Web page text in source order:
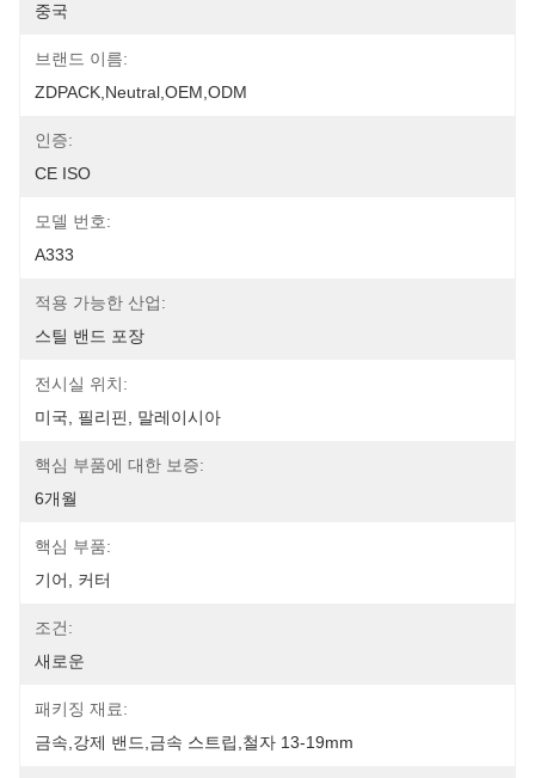
중국
브랜드 이름:
ZDPACK,neutral,OEM,ODM
인증:
CE ISO
모델 번호:
A333
적용 가능한 산업:
스틸 밴드 포장
전시실 위치:
미국, 필리핀, 말레이시아
핵심 부품에 대한 보증:
6개월
핵심 부품:
기어, 커터
조건:
새로운
패키징 재료:
금속,강제 밴드,금속 스트립,철자 13-19mm